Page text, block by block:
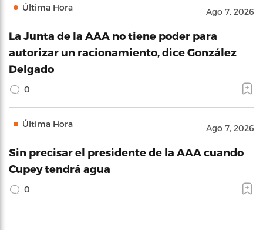
Última Hora Ago 7, 2026
La Junta de la AAA no tiene poder para
autorizar un racionamiento, dice González
Delgado
0
Última Hora Ago 7, 2026
Sin precisar el presidente de la AAA cuando
Cupey tendrá agua
0